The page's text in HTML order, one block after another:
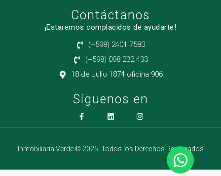
Contáctanos
¡Estaremos complacidos de ayudarte!
(+598) 2401 7580
(+598) 098 232 433
18 de Julio 1874 oficina 906
Síguenos en
Inmobiliaria Verde © 2025. Todos los Derechos Reservados